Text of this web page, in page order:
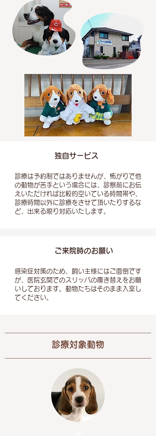
独自サービス
診療は予約制ではありませんが、怖がりで他
の動物が苦手という場合には、診察前にお伝
えいただければ比較的空いている時間帯や、
診療時間以外に診療をさせて頂いたりするな
ど、出来る限り対応いたします。
ご来院時のお願い
感染症対策のため、飼い主様にはご面倒です
が、医院玄関でのスリッパの履き替えをお願
いしております。動物たちはそのまま入室し
てください。
診療対象動物